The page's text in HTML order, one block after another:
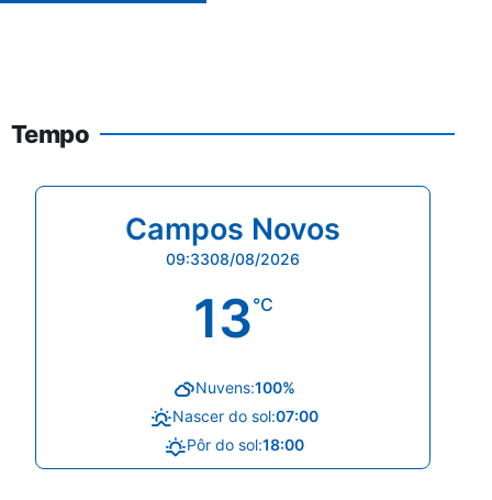
Tempo
Campos Novos
09:3308/08/2026
13°C
Nuvens:100%
Nascer do sol:07:00
Pôr do sol:18:00